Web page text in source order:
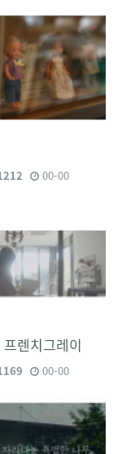
00-00
렌치그레이
00-00